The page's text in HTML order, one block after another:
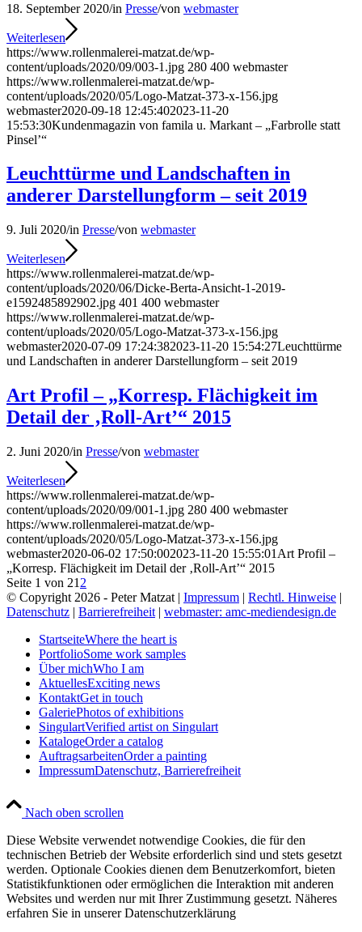
18. September 2020/in Presse/von webmaster
Weiterlesen
https://www.rollenmalerei-matzat.de/wp-
content/uploads/2020/09/003-1.jpg 280 400 webmaster
https://www.rollenmalerei-matzat.de/wp-
content/uploads/2020/05/Logo-Matzat-373-x-156.jpg
webmaster2020-09-18 12:45:402023-11-20
15:53:30Kundenmagazin von famila u. Markant – „Farbrolle statt
Pinsel’“
Leuchttürme und Landschaften in
anderer Darstellungform – seit 2019
9. Juli 2020/in Presse/von webmaster
Weiterlesen
https://www.rollenmalerei-matzat.de/wp-
content/uploads/2020/06/Dicke-Berta-Ansicht-1-2019-
e1592485892902.jpg 401 400 webmaster
https://www.rollenmalerei-matzat.de/wp-
content/uploads/2020/05/Logo-Matzat-373-x-156.jpg
webmaster2020-07-09 17:24:382023-11-20 15:54:27Leuchttürme
und Landschaften in anderer Darstellungform – seit 2019
Art Profil – „Korresp. Flächigkeit im
Detail der ‚Roll-Art’“ 2015
2. Juni 2020/in Presse/von webmaster
Weiterlesen
https://www.rollenmalerei-matzat.de/wp-
content/uploads/2020/09/001-1.jpg 280 400 webmaster
https://www.rollenmalerei-matzat.de/wp-
content/uploads/2020/05/Logo-Matzat-373-x-156.jpg
webmaster2020-06-02 17:50:002023-11-20 15:55:01 Art Profil –
„Korresp. Flächigkeit im Detail der ‚Roll-Art’“ 2015
Seite 1 von 21 2
© Copyright 2026 - Peter Matzat | Impressum | Rechtl. Hinweise |
Datenschutz | Barrierefreiheit | webmaster: amc-mediendesign.de
StartseiteWhere the heart is
PortfolioSome work samples
Über michWho I am
AktuellesExciting news
KontaktGet in touch
GaleriePhotos of exhibitions
SingulartVerified artist on Singulart
KatalogeOrder a catalog
AuftragsarbeitenOrder a painting
ImpressumDatenschutz, Barrierefreiheit
Nach oben scrollen
Diese Website verwendet notwendige Cookies, die für den
technischen Betrieb der Website erforderlich sind und stets gesetzt
werden. Optionale Cookies dienen dem Benutzerkomfort, bieten
Statistikfunktionen oder ermöglichen die Interaktion mit anderen
Websites und werden nur mit Ihrer Zustimmung gesetzt. Näheres
erfahren Sie in unserer Datenschutzerklärung